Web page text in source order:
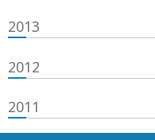
2013
2012
2011